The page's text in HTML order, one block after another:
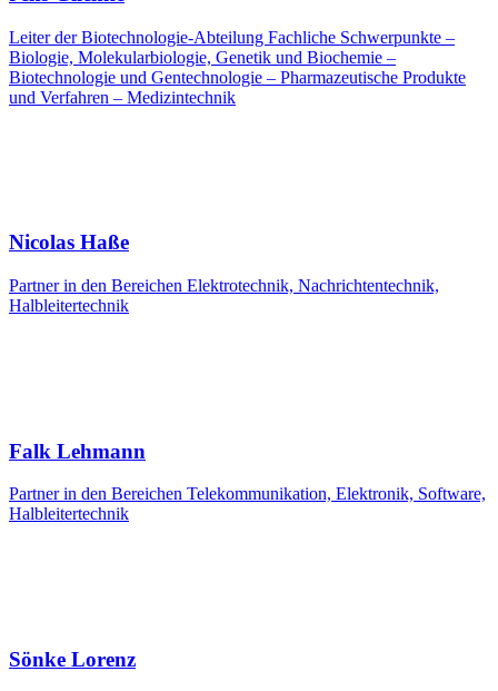
Leiter der Biotechnologie-Abteilung Fachliche Schwerpunkte –
Biologie, Molekularbiologie, Genetik und Biochemie –
Biotechnologie und Gentechnologie – Pharmazeutische Produkte
und Verfahren – Medizintechnik
Nicolas Haße
Partner in den Bereichen Elektrotechnik, Nachrichtentechnik,
Halbleitertechnik
Falk Lehmann
Partner in den Bereichen Telekommunikation, Elektronik, Software,
Halbleitertechnik
Sönke Lorenz